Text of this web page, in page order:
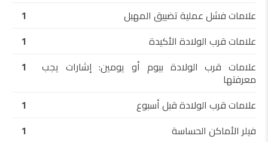
علامات فشل عملية تضييق المهبل
1
علامات قرب الولادة الأكيدة
1
علامات قرب الولادة بيوم أو يومين: إشارات يجب
معرفتها
1
علامات قرب الولادة قبل أسبوع
1
فيلر الأماكن الحساسة
1